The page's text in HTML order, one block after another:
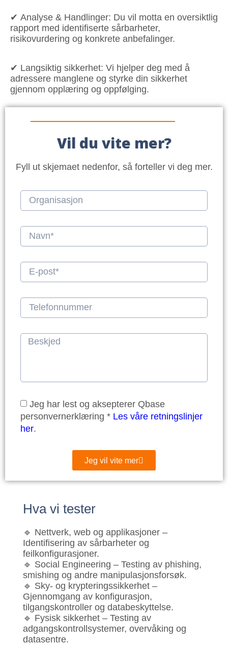
✔ Analyse & Handlinger: Du vil motta en oversiktlig
rapport med identifiserte sårbarheter,
risikovurdering og konkrete anbefalinger.
✔ Langsiktig sikkerhet: Vi hjelper deg med å
adressere manglene og styrke din sikkerhet
gjennom opplæring og oppfølging.
Vil du vite mer?
Fyll ut skjemaet nedenfor, så forteller vi deg mer.
Jeg har lest og aksepterer Qbase
personvernerklæring * Les våre retningslinjer
her.
Jeg vil vite mer
Hva vi tester
🔹 Nettverk, web og applikasjoner–
Identifisering av sårbarheter og
feilkonfigurasjoner.
🔹 Social Engineering – Testing av phishing,
smishing og andre manipulasjonsforsøk.
🔹 Sky- og krypteringssikkerhet–
Gjennomgang av konfigurasjon,
tilgangskontroller og databeskyttelse.
🔹 Fysisk sikkerhet– Testing av
adgangskontrollsystemer, overvåking og
datasentre.